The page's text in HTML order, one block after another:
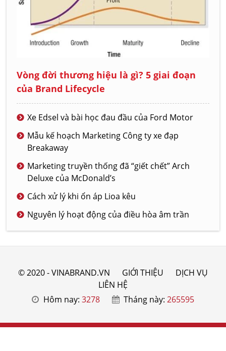
Vòng đời thương hiệu là gì? 5 giai đoạn
của Brand Lifecycle
Xe Edsel và bài học đau đầu của Ford Motor
Mẫu kế hoạch Marketing Công ty xe đạp
Breakaway
Marketing truyền thống đã “giết chết” Arch
Deluxe của McDonald’s
Cách xử lý khi ổn áp Lioa kêu
Nguyên lý hoạt động của điều hòa âm trần
© 2020 - VINABRAND.VN GIỚI THIỆU
DỊCH VỤ
LIÊN HỆ
Hôm nay: 3278 Tháng này:265595